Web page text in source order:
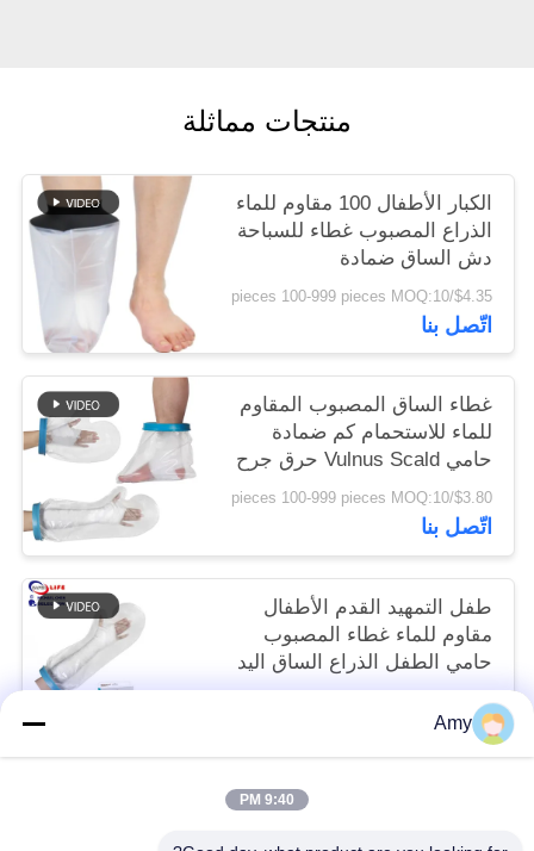
منتجات مماثلة
الكبار الأطفال 100 مقاوم للماء
الذراع المصبوب غطاء للسباحة
دش الساق ضمادة
$4.35/pieces 100-999 pieces MOQ:10
اتّصل بنا
غطاء الساق المصبوب المقاوم
للماء للاستحمام كم ضمادة
حامي Vulnus Scald حرق جرح
الكاحل
$3.80/pieces 100-999 pieces MOQ:10
اتّصل بنا
طفل التمهيد القدم الأطفال
مقاوم للماء غطاء المصبوب
حامي الطفل الذراع الساق اليد
بركة
To be negociated MOQ:10
اتّصل بنا
Amy
9:40 PM